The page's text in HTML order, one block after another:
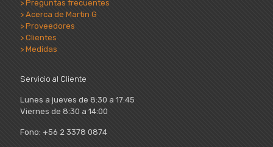
> Preguntas frecuentes
> Acerca de Martin G
> Proveedores
> Clientes
> Medidas
Servicio al Cliente
Lunes a jueves de 8:30 a 17:45
Viernes de 8:30 a 14:00
Fono: +56 2 3378 0874